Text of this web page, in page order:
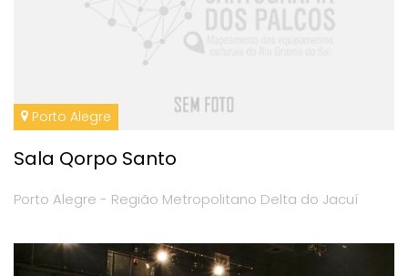
Porto Alegre
Sala Qorpo Santo
Porto Alegre - Região Metropolitano Delta do Jacuí